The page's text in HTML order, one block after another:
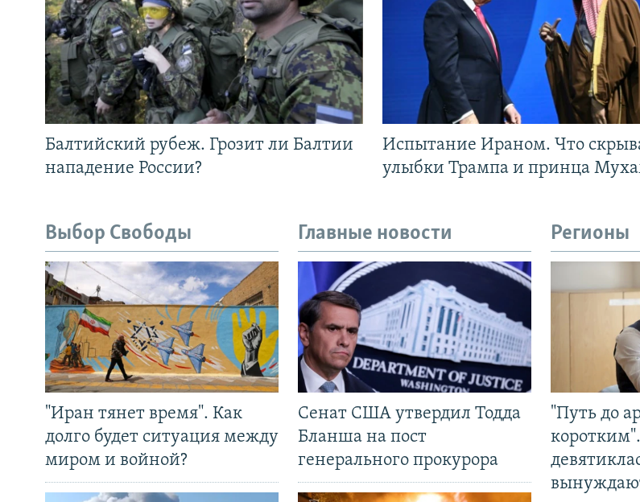
Балтийский рубеж. Грозит ли Балтии
нападение России?
Испытание Ираном. Что
улыбки Трампа и принца
Выбор Свободы
"Иран тянет время". Как
долго будет ситуация между
миром и войной?
Главные новости
Сенат США утвердил Тодда
Бланша на пост
генерального прокурора
Регионы
"Путь до